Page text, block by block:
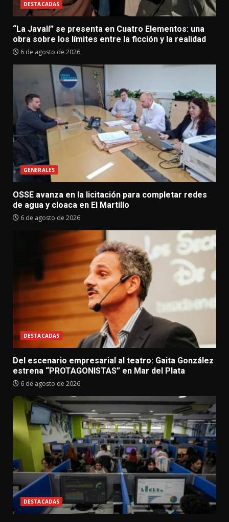
DESTACADAS
“La Javalí” se presenta en Cuatro Elementos: una
obra sobre los límites entre la ficción y la realidad
6 de agosto de 2026
GENERALES
OSSE avanza en la licitación para completar redes
de agua y cloaca en El Martillo
6 de agosto de 2026
DESTACADAS
Del escenario empresarial al teatro: Gaita González
estrena “PROTAGONISTAS” en Mar del Plata
6 de agosto de 2026
DESTACADAS